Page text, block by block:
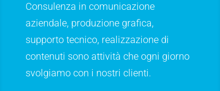
Consulenza in comunicazione
aziendale, produzione grafica,
supporto tecnico, realizzazione di
contenuti sono attività che ogni giorno
svolgiamo con i nostri clienti.